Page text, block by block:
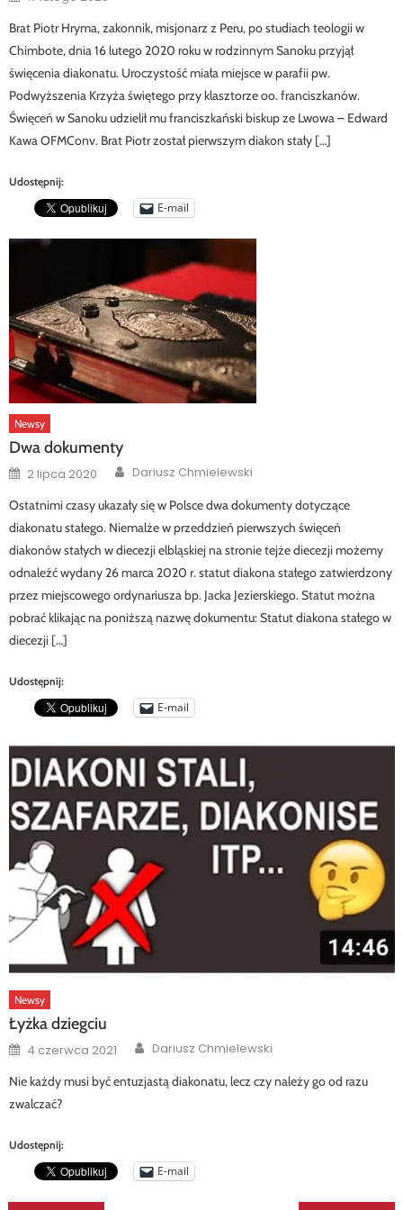
on
Brat Piotr Hryma, zakonnik, misjonarz z Peru, po studiach teologii w
Chimbote, dnia 16 lutego 2020 roku w rodzinnym Sanoku przyjął
święcenia diakonatu. Uroczystość miała miejsce w parafii pw.
Podwyższenia Krzyża świętego przy klasztorze oo. franciszkanów.
Święceń w Sanoku udzielił mu franciszkański biskup ze Lwowa – Edward
Kawa OFMConv. Brat Piotr został pierwszym diakon stały […]
Udostępnij:
E-mail
Newsy
Dwa dokumenty
Posted
on
2 lipca 2020 Author
Dariusz Chmielewski
Ostatnimi czasy ukazały się w Polsce dwa dokumenty dotyczące
diakonatu stałego. Niemalże w przeddzień pierwszych święceń
diakonów stałych w diecezji elbląskiej na stronie tejże diecezji możemy
odnaleźć wydany 26 marca 2020 r. statut diakona stałego zatwierdzony
przez miejscowego ordynariusza bp. Jacka Jezierskiego. Statut można
pobrać klikając na poniższą nazwę dokumentu: Statut diakona stałego w
diecezji […]
Udostępnij:
E-mail
Newsy
Łyżka dziegciu
Posted
on
4 czerwca 2021 Author
Dariusz Chmielewski
Nie każdy musi być entuzjastą diakonatu, lecz czy należy go od razu
zwalczać?
Udostępnij:
E-mail